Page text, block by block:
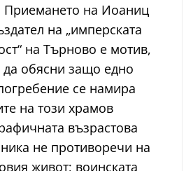
Приемането на Иоаниц
на „имперската
на Търново е мотив,
обясни защо едно
се намира
на този храмов
възрастова
не противоречи на
живот; воинската